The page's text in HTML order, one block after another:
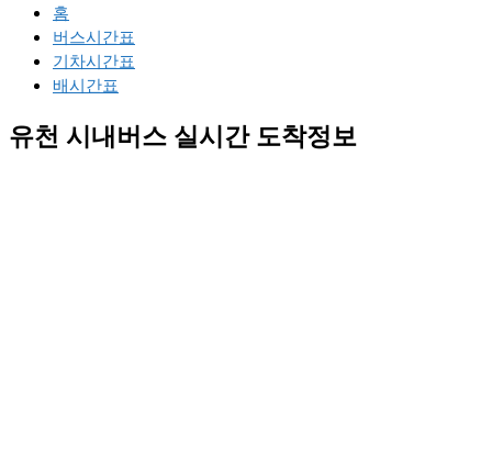
홈
버스시간표
기차시간표
배시간표
유천 시내버스 실시간 도착정보